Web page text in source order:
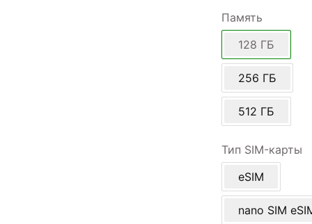
Память
128 ГБ
256 ГБ
512 ГБ
Тип SIM-карты
eSIM
nano SIM